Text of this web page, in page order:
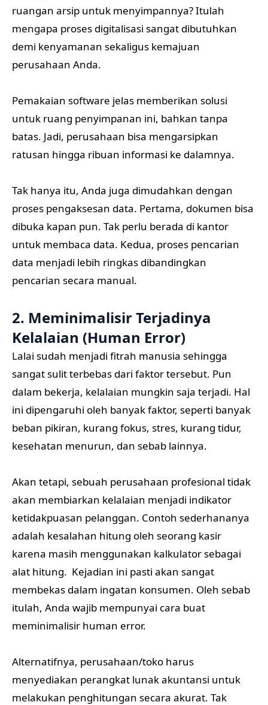
ruangan arsip untuk menyimpannya? Itulah
mengapa proses digitalisasi sangat dibutuhkan
demi kenyamanan sekaligus kemajuan
perusahaan Anda.
Pemakaian software jelas memberikan solusi
untuk ruang penyimpanan ini, bahkan tanpa
batas. Jadi, perusahaan bisa mengarsipkan
ratusan hingga ribuan informasi ke dalamnya.
Tak hanya itu, Anda juga dimudahkan dengan
proses pengaksesan data. Pertama, dokumen bisa
dibuka kapan pun. Tak perlu berada di kantor
untuk membaca data. Kedua, proses pencarian
data menjadi lebih ringkas dibandingkan
pencarian secara manual.
2. Meminimalisir Terjadinya
Kelalaian (Human Error)
Lalai sudah menjadi fitrah manusia sehingga
sangat sulit terbebas dari faktor tersebut. Pun
dalam bekerja, kelalaian mungkin saja terjadi. Hal
ini dipengaruhi oleh banyak faktor, seperti banyak
beban pikiran, kurang fokus, stres, kurang tidur,
kesehatan menurun, dan sebab lainnya.
Akan tetapi, sebuah perusahaan profesional tidak
akan membiarkan kelalaian menjadi indikator
ketidakpuasan pelanggan. Contoh sederhananya
adalah kesalahan hitung oleh seorang kasir
karena masih menggunakan kalkulator sebagai
alat hitung. Kejadian ini pasti akan sangat
membekas dalam ingatan konsumen. Oleh sebab
itulah, Anda wajib mempunyai cara buat
meminimalisir human error.
Alternatifnya, perusahaan/toko harus
menyediakan perangkat lunak akuntansi untuk
melakukan penghitungan secara akurat. Tak